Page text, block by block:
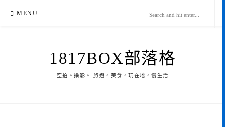
MENU
1817BOX部落格
空拍。攝影。 旅遊。美食。玩在地。慢生活